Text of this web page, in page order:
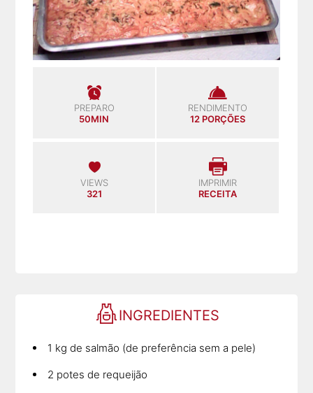
PREPARO
50MIN
RENDIMENTO
12 PORÇÕES
VIEWS
321
IMPRIMIR
RECEITA
INGREDIENTES
1 kg de salmão (de preferência sem a pele)
2 potes de requeijão